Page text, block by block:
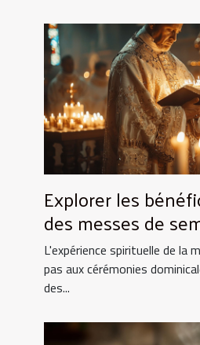
Explorer les
des messes de
L'expérience spirituelle de la
pas aux cérémonies
des...